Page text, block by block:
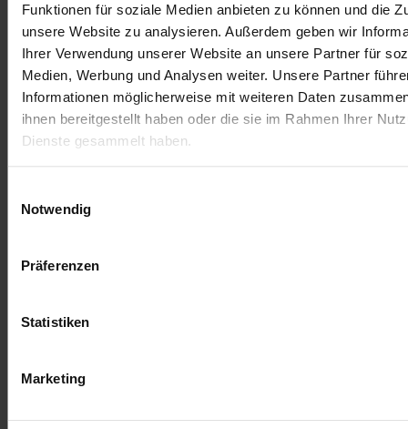
Funktionen für soziale Medien anbieten zu können und die
unsere Website zu analysieren. Außerdem geben wir
Ihrer Verwendung unserer Website an unsere Partner für
Medien, Werbung und Analysen weiter. Unsere Partner
Informationen möglicherweise mit weiteren Daten
ihnen bereitgestellt haben oder die sie im Rahmen Ihrer
Dienste gesammelt haben.
Notwendig
Präferenzen
Statistiken
Marketing
Lascia un commento
Devi essereconnessoper inviare un commento.